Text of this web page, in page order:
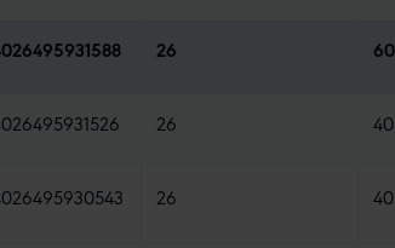
26
26
26